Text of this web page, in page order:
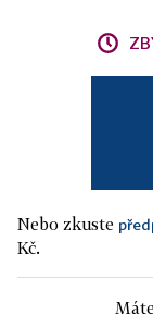
Nebo zkuste
Kč.